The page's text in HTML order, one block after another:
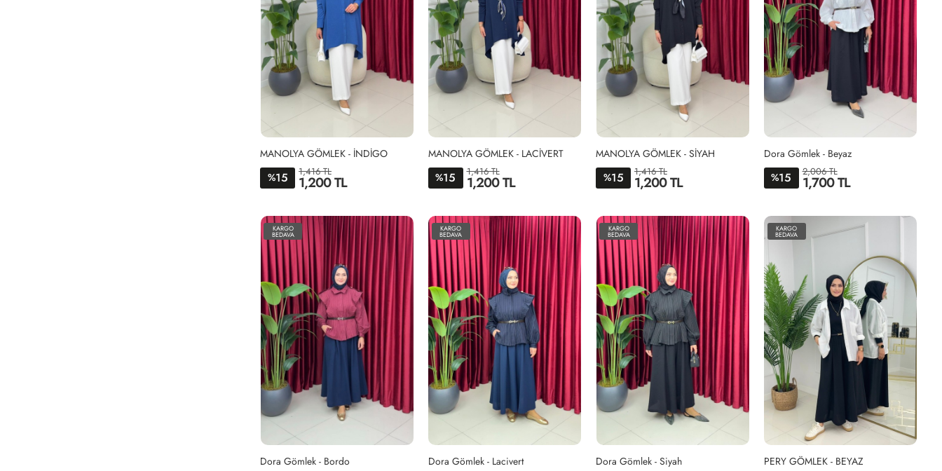
38-
44
46-
52
MANOLYA GÖMLEK - İNDİGO
%15 1,416 TL
1,200 TL
38-
44
46-
52
MANOLYA GÖMLEK - LACİVERT
%15 1,416 TL
1,200 TL
38-
44
46-
52
MANOLYA GÖMLEK - SİYAH
%15 1,416 TL
1,200 TL
38-
40-
44-
46-
Dora Gömlek - Beyaz
%15 2,006 TL
1,700 TL
KARGO
BEDAVA
Dora Gömlek - Bordo
KARGO
BEDAVA
Dora Gömlek - Lacivert
KARGO
BEDAVA
Dora Gömlek - Siyah
KARGO
BEDAVA
PERY GÖMLEK - BEYAZ